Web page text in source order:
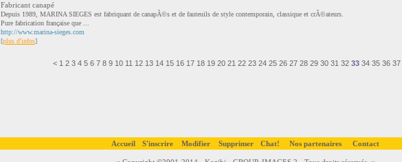
Fabricant canapé
Depuis 1989, MARINA SIEGES est fabriquant de canapÃ©s et de fauteuils de style contemporain, classique et crÃ©ateurs.
Pure fabrication française que ...
http://www.marina-sieges.com
[plus d'infos]
< 1 2 3 4 5 6 7 8 9 10 11 12 13 14 15 16 17 18 19 20 21 22 23 24 25 26 27 28 29 30 31 32 33 34 35 36 37
Accueil S'inscrire Modifier Supprimer Chat! Nos partenaires Contact